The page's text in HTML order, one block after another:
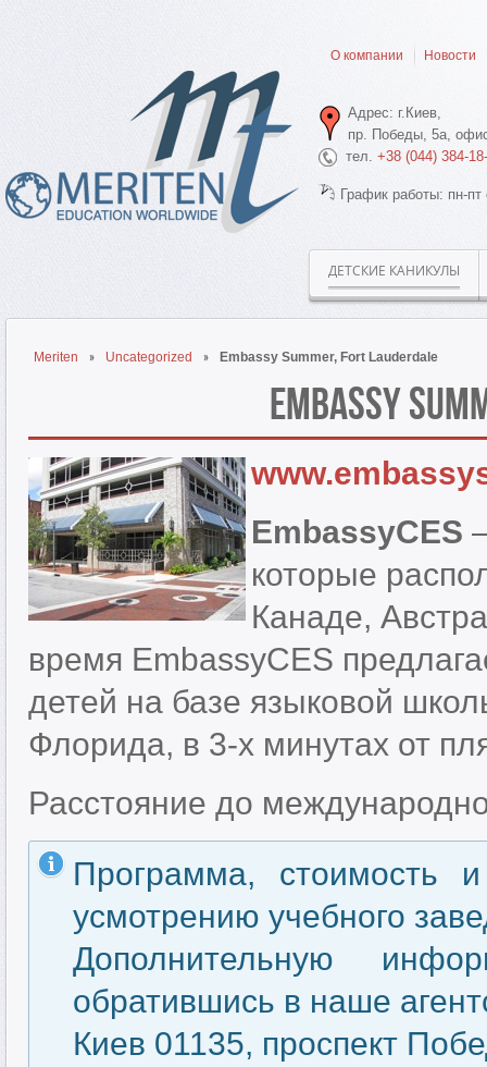
О компании Новости
Адрес: г.Киев,
пр. Победы, 5а,
тел. +38 (044) 384-
График работы: пн-
ДЕТСКИЕ КАНИКУЛЫ
Meriten Uncategorized Embassy Summer, Fort Lauderdale
Embassy
EmbassyCES
которые
Канаде,
время EmbassyCES
детей на базе языковой
Флорида, в 3-х минутах от
Расстояние до
Программа, стоимость
усмотрению учебного
Дополнительную
обратившись в наше
Киев 01135, проспект